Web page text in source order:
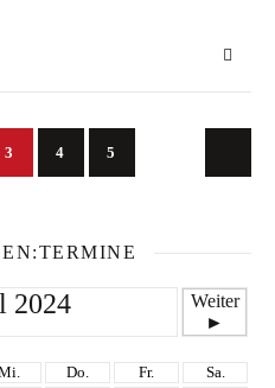
3 4 5
2024
Weiter
►
Do. Fr. Sa.